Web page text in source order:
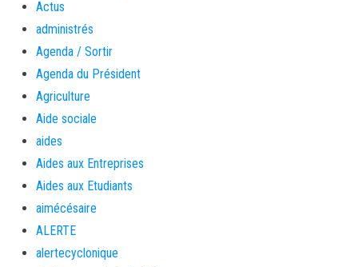
Actus
administrés
Agenda / Sortir
Agenda du Président
Agriculture
Aide sociale
aides
Aides aux Entreprises
Aides aux Etudiants
aimécésaire
ALERTE
alertecyclonique